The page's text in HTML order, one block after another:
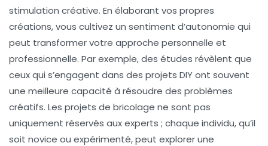
stimulation créative. En élaborant vos propres
créations, vous cultivez un sentiment d’autonomie qui
peut transformer votre approche personnelle et
professionnelle. Par exemple, des études révèlent que
ceux qui s’engagent dans des projets DIY ont souvent
une meilleure capacité à résoudre des problèmes
créatifs. Les projets de bricolage ne sont pas
uniquement réservés aux experts ; chaque individu, qu’il
soit novice ou expérimenté, peut explorer une